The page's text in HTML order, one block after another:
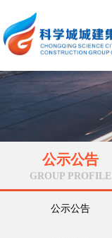
公示公告
GROUP PROFILE
公示公告